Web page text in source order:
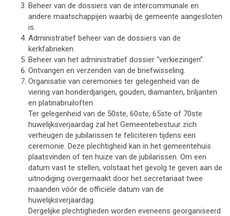
Beheer van de dossiers van de intercommunale en
andere maatschappijen waarbij de gemeente aangesloten
is.
Administratief beheer van de dossiers van de
kerkfabrieken.
Beheer van het administratief dossier “verkiezingen”.
Ontvangen en verzenden van de briefwisseling.
Organisatie van ceremonies ter gelegenheid van de
viering van honderdjarigen, gouden, diamanten, briljanten
en platinabruiloften.
Ter gelegenheid van de 50ste, 60ste, 65ste of 70ste
huwelijksverjaardag zal het Gemeentebestuur zich
verheugen de jubilarissen te feliciteren tijdens een
ceremonie. Deze plechtigheid kan in het gemeentehuis
plaatsvinden of ten huize van de jubilarissen. Om een
datum vast te stellen, volstaat het gevolg te geven aan de
uitnodiging overgemaakt door het secretariaat twee
maanden vóór de officiële datum van de
huwelijksverjaardag.
Dergelijke plechtigheden worden eveneens georganiseerd